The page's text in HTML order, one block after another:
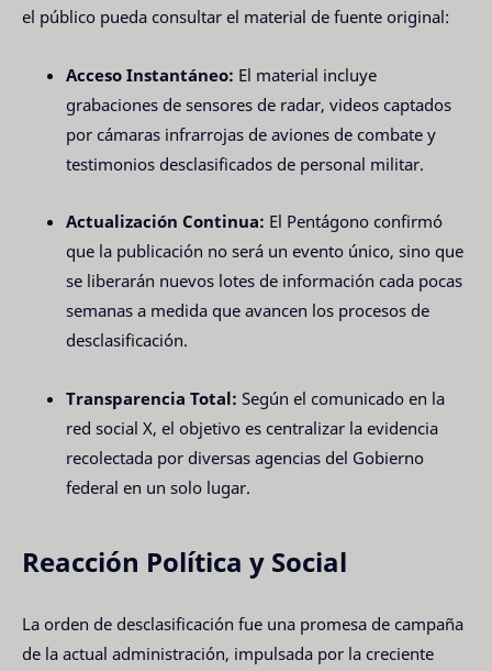
el público pueda consultar el material de fuente original:
Acceso Instantáneo: El material incluye
grabaciones de sensores de radar, videos captados
por cámaras infrarrojas de aviones de combate y
testimonios desclasificados de personal militar.
Actualización Continua: El Pentágono confirmó
que la publicación no será un evento único, sino que
se liberarán nuevos lotes de información cada pocas
semanas a medida que avancen los procesos de
desclasificación.
Transparencia Total: Según el comunicado en la
red social X, el objetivo es centralizar la evidencia
recolectada por diversas agencias del Gobierno
federal en un solo lugar.
Reacción Política y Social
La orden de desclasificación fue una promesa de campaña
de la actual administración, impulsada por la creciente